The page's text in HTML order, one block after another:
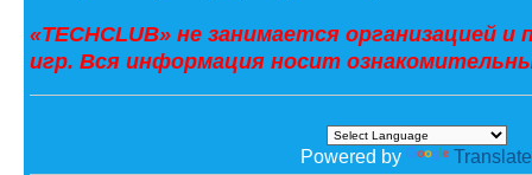
«TECHCLUB» не занимается организацией
игр. Вся информация носит
Powered by Translate